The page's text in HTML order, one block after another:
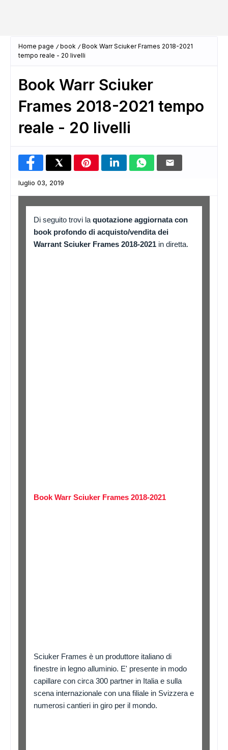
Home page book
Book Warr Sciuker Frames 2018-2021
tempo reale - 20 livelli
Book Warr Sciuker
Frames 2018-2021 tempo
reale - 20 livelli
luglio 03, 2019
Di seguito trovi la quotazione aggiornata con
book profondo di acquisto/vendita dei
Warrant Sciuker Frames 2018-2021 in diretta.
Book Warr Sciuker Frames 2018-2021
Sciuker Frames è un produttore italiano di
finestre in legno alluminio. E' presente in modo
capillare con circa 300 partner in Italia e sulla
scena internazionale con una filiale in Svizzera e
numerosi cantieri in giro per il mondo.